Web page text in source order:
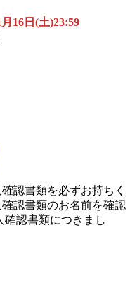
16日(土)23:59
認書類を必ずお持ちく
認書類のお名前を確認
確認書類につきまし